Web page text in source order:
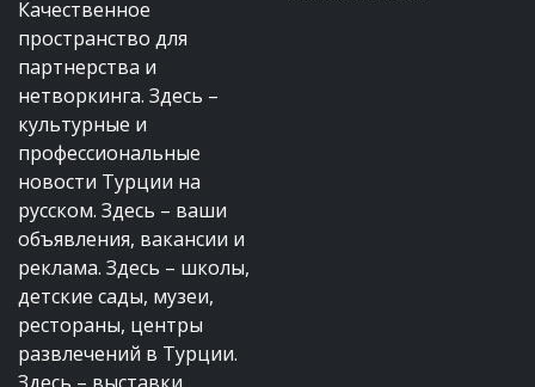
Качественное
пространство для
партнерства и
нетворкинга. Здесь –
культурные и
профессиональные
новости Турции на
русском. Здесь – ваши
объявления, вакансии и
реклама. Здесь – школы,
детские сады, музеи,
рестораны, центры
развлечений в Турции.